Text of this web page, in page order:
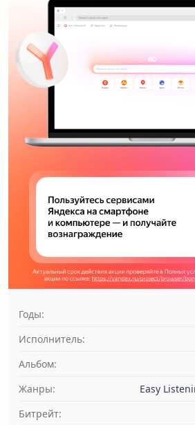
Годы:
Исполнитель:
Альбом:
Жанры:
Easy
Битрейт: